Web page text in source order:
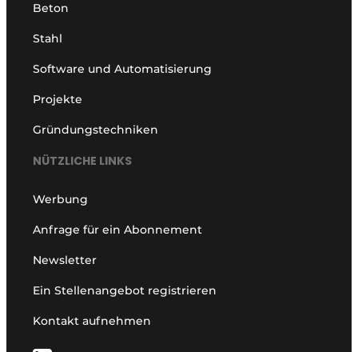
Beton
Stahl
Software und Automatisierung
Projekte
Gründungstechniken
NÜTZLICHE LINKS
Werbung
Anfrage für ein Abonnement
Newsletter
Ein Stellenangebot registrieren
Kontakt aufnehmen